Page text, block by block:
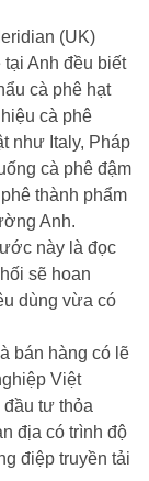
(UK)
Anh đều biết
cà phê hạt
cà phê
như Italy, Pháp
cà phê đậm
thành phẩm
Anh.
này là đọc
sẽ hoan
dùng vừa có
bán hàng có lẽ
Việt
đầu tư thỏa
địa có trình độ
điệp truyền tải